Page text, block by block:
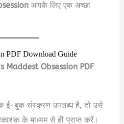
आपके लिए एक अच्छा
PDF Download Guide
Maddest Obsession PDF
ई-बुक संस्करण उपलब्ध है, तो उसे
के माध्यम से ही प्राप्त करें।